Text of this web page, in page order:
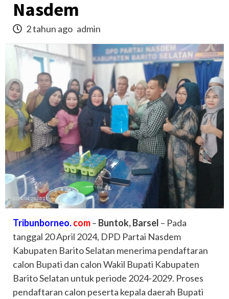
Nasdem
2 tahun ago admin
Tribunborneo.com– Buntok, Barsel – Pada
tanggal 20 April 2024, DPD Partai Nasdem
Kabupaten Barito Selatan menerima pendaftaran
calon Bupati dan calon Wakil Bupati Kabupaten
Barito Selatan untuk periode 2024-2029. Proses
pendaftaran calon peserta kepala daerah Bupati